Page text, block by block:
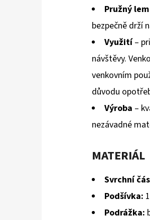
Pružný
bezpečně drží
Využití–
návštěvy.
venkovním
důvodu
Výroba –
nezávadné
MATERIÁL
Svrchní
Podšívka:
Podrážka: